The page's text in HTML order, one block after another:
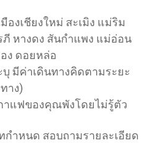
มืองเชียงใหม่ สะเมิง แม่ริม
หางดง สันกำแพง แม่อ่อน
ง ดอยหล่อ
มีค่าเดินทางคิดตามระยะ
ทาง)
าแฟของคุณพังโดยไม่รู้ตัว
กำหนด สอบถามรายละเอียด